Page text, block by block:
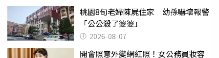
桃園8旬老婦陳屍住家 幼孫嚇壞報警
「公公殺了婆婆」
2026-08-07
開會照意外變網紅照！女公務員妝容